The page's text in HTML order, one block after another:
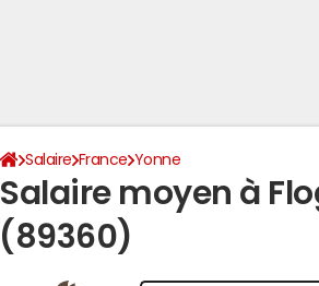
Salaire France Yonne
Salaire moyen à
(89360)